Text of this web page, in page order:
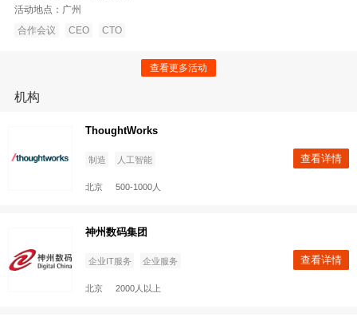
活动地点： 广州
合作会议
CEO CTO
查看更多活动
机构